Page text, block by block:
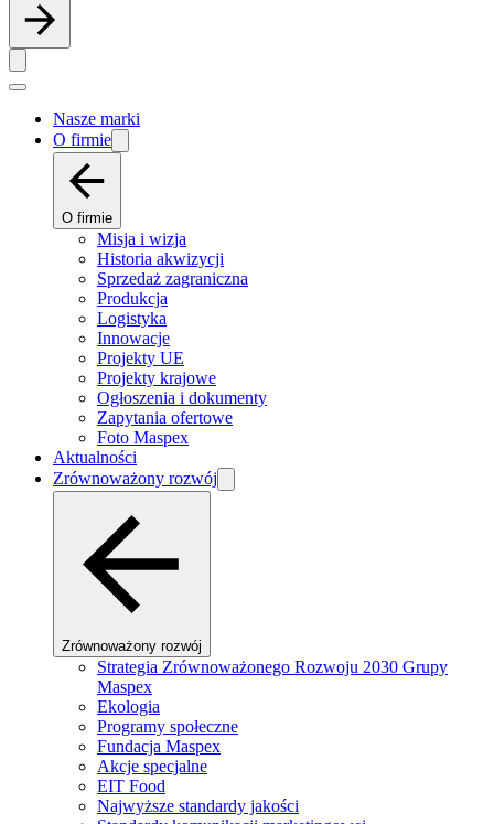
Nasze marki
O firmie
O firmie
Misja i wizja
Historia akwizycji
Sprzedaż zagraniczna
Produkcja
Logistyka
Innowacje
Projekty UE
Projekty krajowe
Ogłoszenia i dokumenty
Zapytania ofertowe
Foto Maspex
Aktualności
Zrównoważony rozwój
Zrównoważony rozwój
Strategia Zrównoważonego Rozwoju 2030 Grupy
Maspex
Ekologia
Programy społeczne
Fundacja Maspex
Akcje specjalne
EIT Food
Najwyższe standardy jakości